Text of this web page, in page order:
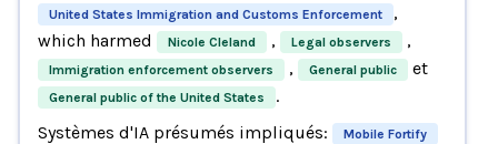
United States Immigration and Customs Enforcement
,
which harmed
Nicole Cleland , Legal observers ,
Immigration enforcement observers , General public et
General public of the United States
.
Systèmes d'IA présumés impliqués:
Mobile Fortify